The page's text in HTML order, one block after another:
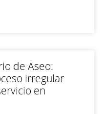
de Aseo:
irregular
en